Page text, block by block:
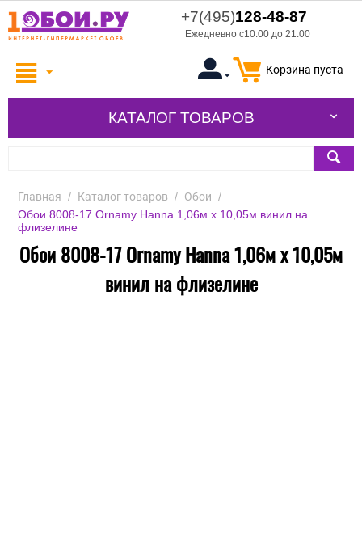
+7(495)128-48-87
Ежедневно с10:00 до 21:00
Корзина пуста
КАТАЛОГ ТОВАРОВ
Главная / Каталог товаров / Обои /
Обои 8008-17 Ornamy Hanna 1,06м х 10,05м винил на
флизелине
Обои 8008-17 Ornamy Hanna 1,06м х 10,05м
винил на флизелине